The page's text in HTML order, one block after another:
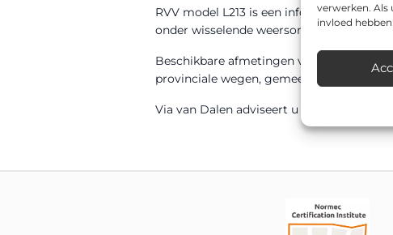
verwerken.
invloed
RVV model L213 is een informatiebord
onder wisselende weersomstandigheden.
Beschikbare afmetingen voor dit model
provinciale wegen, gemeentelijke wegen
Via van Dalen adviseert u graag over de